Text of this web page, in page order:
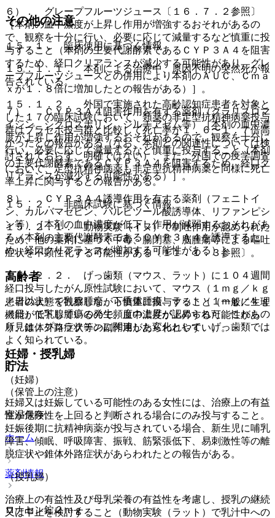
その他の注意
１５．１． 臨床使用に基づく情報
１５．１．１． 本剤による治療中、原因不明の突然死が報
告されている。
１５．１．２． 外国で実施された高齢認知症患者を対象と
した１７の臨床試験において、類薬の非定型抗精神病薬投与
群はプラセボ投与群と比較して死亡率が１．６〜１．７倍高
かったとの報告がある（なお、本剤との関連性については検
討されておらず、明確ではない）、また、外国での疫学調査
において、定型抗精神病薬も非定型抗精神病薬と同様に死亡
率上昇に関与するとの報告がある。
１５．２． 非臨床試験に基づく情報
１５．２．１． 動物実験（イヌ）で制吐作用が認められた
ため、他の薬剤に基づく中毒、腸閉塞、脳腫瘍等による嘔吐
症状を不顕性化する可能性がある〔１１．１．３参照〕。
１５．２．２． げっ歯類（マウス、ラット）に１０４週間
経口投与したがん原性試験において、マウス（１ｍｇ／ｋｇ
／日以上）で乳腺腫瘍、下垂体腫瘍、ラット（１ｍｇ／ｋｇ
／日）で乳腺腫瘍の発生頻度の上昇が認められた。これらの
所見は、プロラクチンに関連した変化として、げっ歯類では
よく知られている。
貯法
（保管上の注意）
室温保存。
ホーム
薬剤情報
ロナセン錠２ｍｇ
６）． グレープフルーツジュース〔１６．７．２参照〕
［本剤の血中濃度が上昇し作用が増強するおそれがあるの
で、観察を十分に行い、必要に応じて減量するなど慎重に投
与すること（本剤の主要代謝酵素であるＣＹＰ３Ａ４を阻害
するため、経口クリアランスが減少する可能性があり、グレ
ープフルーツジュースとの併用により本剤のＡＵＣ、Ｃｍａ
ｘが１．８倍に増加したとの報告がある）］。
７）． ＣＹＰ３Ａ４阻害作用を有する薬剤（クラリスロマ
イシン、シクロスポリン、ジルチアゼム等）［本剤の血中濃
度が上昇し作用が増強するおそれがあるので、観察を十分に
行い、必要に応じて減量するなど慎重に投与すること（本剤
の主要代謝酵素であるＣＹＰ３Ａ４を阻害するため、経口ク
リアランスが減少する可能性がある）］。
８）． ＣＹＰ３Ａ４誘導作用を有する薬剤（フェニトイ
ン、カルバマゼピン、バルビツール酸誘導体、リファンピシ
ン等）［本剤の血中濃度が低下し作用が減弱するおそれがあ
る（本剤の主要代謝酵素であるＣＹＰ３Ａ４を誘導するた
め、経口クリアランスが増加する可能性がある）］。
高齢者
患者の状態を観察しながら慎重に投与すること（一般に生理
機能が低下しているので、血中濃度が上昇する可能性があ
り、錐体外路症状等の副作用があらわれやすい）。
妊婦・授乳婦
（妊婦）
妊婦又は妊娠している可能性のある女性には、治療上の有益
性が危険性を上回ると判断される場合にのみ投与すること。
妊娠後期に抗精神病薬が投与されている場合、新生児に哺乳
障害、傾眠、呼吸障害、振戦、筋緊張低下、易刺激性等の離
脱症状や錐体外路症状があらわれたとの報告がある。
（授乳婦）
治療上の有益性及び母乳栄養の有益性を考慮し、授乳の継続
又は中止を検討すること（動物実験（ラット）で乳汁中への